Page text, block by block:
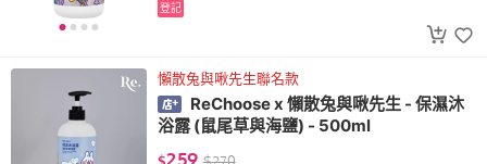
登記
懶散兔與啾先生聯名款
ReChoose x 懶散兔與啾先生 - 保濕沐
浴露 (鼠尾草與海鹽) - 500ml
259